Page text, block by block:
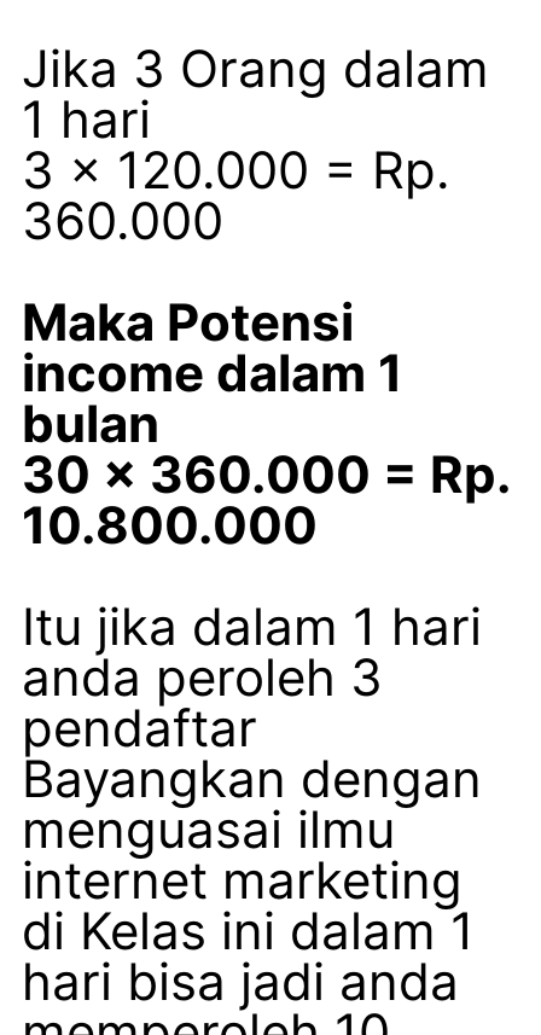
Jika 3 Orang dalam
1 hari
3 x 120.000 = Rp.
360.000
Maka Potensi
income dalam 1
bulan
30 x 360.000 = Rp.
10.800.000
Itu jika dalam 1 hari
anda peroleh 3
pendaftar
Bayangkan dengan
menguasai ilmu
internet marketing
di Kelas ini dalam 1
hari bisa jadi anda